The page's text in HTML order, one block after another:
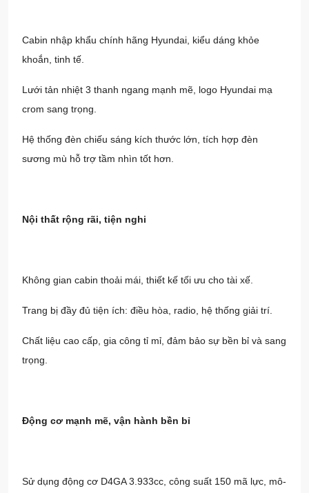
Cabin nhập khẩu chính hãng Hyundai, kiểu dáng khỏe
khoắn, tinh tế.
Lưới tản nhiệt 3 thanh ngang mạnh mẽ, logo Hyundai mạ
crom sang trọng.
Hệ thống đèn chiếu sáng kích thước lớn, tích hợp đèn
sương mù hỗ trợ tầm nhìn tốt hơn.
Nội thất rộng rãi, tiện nghi
Không gian cabin thoải mái, thiết kế tối ưu cho tài xế.
Trang bị đầy đủ tiện ích: điều hòa, radio, hệ thống giải trí.
Chất liệu cao cấp, gia công tỉ mỉ, đảm bảo sự bền bỉ và sang
trọng.
Động cơ mạnh mẽ, vận hành bền bỉ
Sử dụng động cơ D4GA 3.933cc, công suất 150 mã lực, mô-